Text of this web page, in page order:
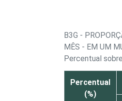
B3G -
MÊS - EM UM
Percentual
Percentual
(%)